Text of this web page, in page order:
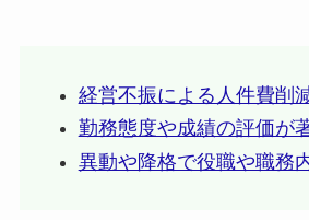
経営不振による人件費削
勤務態度や成績の評価が
異動や降格で役職や職務